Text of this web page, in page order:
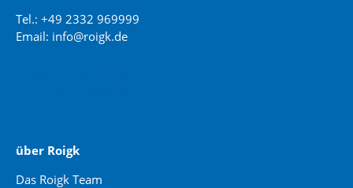
Tel.: +49 2332 969999
Email: info@roigk.de
über Roigk
Das Roigk Team